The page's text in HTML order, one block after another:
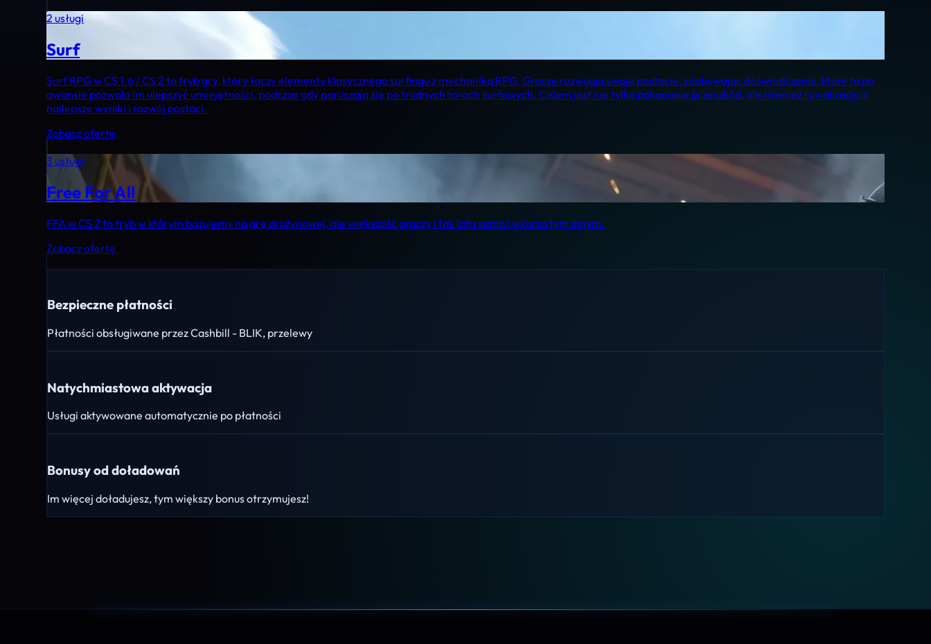
2 usługi
Surf
Surf RPG w CS 1.6 / CS 2 to tryb gry, który łączy elementy klasycznego surfingu z mechaniką RPG. Gracze rozwijają swoje postacie, zdobywając doświadczenie, które to po
awansie pozwala im ulepszyć umiejętności, podczas gdy poruszają się po trudnych torach surfowych. Celem jest nie tylko pokonanie przeszkód, ale również rywalizacja o
najlepsze wyniki i rozwój postaci.
Zobacz ofertę
3 usługi
Free For All
FFA w CS 2 to tryb w którym bazujemy na grę drużynowej, ale większość graczy i tak lata sama i wkurza tym innym.
Zobacz ofertę
Bezpieczne płatności
Płatności obsługiwane przez Cashbill - BLIK, przelewy
Natychmiastowa aktywacja
Usługi aktywowane automatycznie po płatności
Bonusy od doładowań
Im więcej doładujesz, tym większy bonus otrzymujesz!